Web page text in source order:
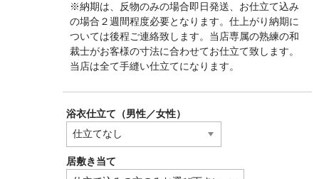
※納期は、反物のみの場合即日発送、お仕立て込み
の場合２週間程度必要となります。仕上がり納期に
ついては後程ご連絡致します。当店専属の熟練の和
裁士がお客様の寸法に合わせてお仕立て致します。
当店は全て手縫い仕立てになります。
浴衣仕立て（男性／女性）
居敷き当て